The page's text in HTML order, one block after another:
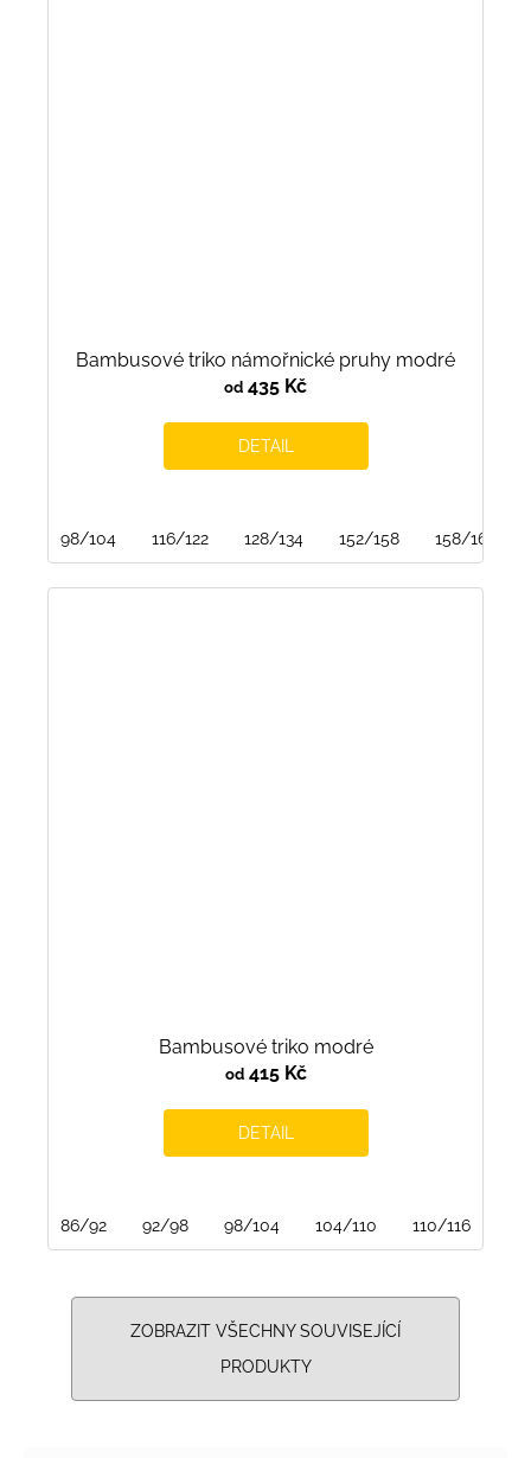
Bambusové triko námořnické pruhy modré
od 435 Kč
DETAIL
98/104 116/122 128/134 152/158 158/164
Bambusové triko modré
od415 Kč
DETAIL
86/92 92/98 98/104 104/110 110/116
ZOBRAZIT VŠECHNY SOUVISEJÍCÍ
PRODUKTY